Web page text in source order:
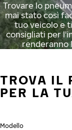
Trovare lo
mai stato così
tuo veicolo e
consigliati per
renderanno
TROVA IL
PER LA
Modello